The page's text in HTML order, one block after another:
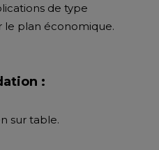
de type
le plan économique.
:
sur table.